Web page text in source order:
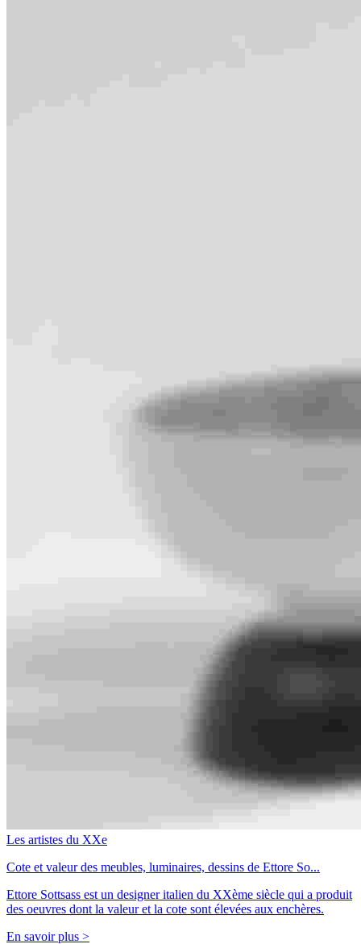
Les artistes du XXe
Cote et valeur des meubles, luminaires, dessins de Ettore So...
Ettore Sottsass est un designer italien du XXème siècle qui a produit
des oeuvres dont la valeur et la cote sont élevées aux enchères.
En savoir plus >